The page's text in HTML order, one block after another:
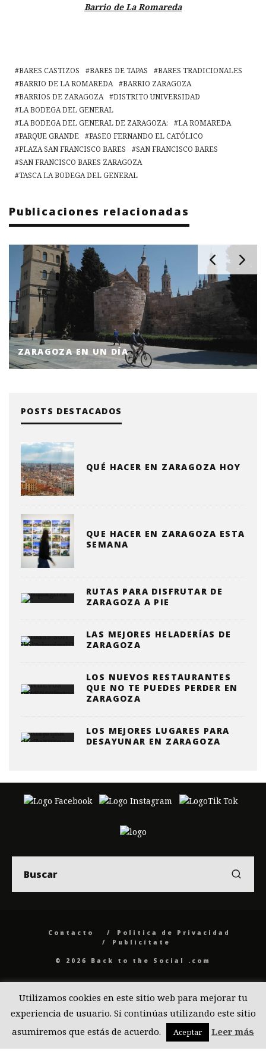
Barrio de La Romareda
BARES CASTIZOS BARES DE TAPAS
BARES TRADICIONALES
BARRIO DE LA ROMAREDA
BARRIO ZARAGOZA
BARRIOS DE ZARAGOZA
DISTRITO UNIVERSIDAD
LA BODEGA DEL GENERAL
LA BODEGA DEL GENERAL DE ZARAGOZA:
LA ROMAREDA
PARQUE GRANDE
PASEO FERNANDO EL CATÓLICO
PLAZA SAN FRANCISCO BARES
SAN FRANCISCO BARES
SAN FRANCISCO BARES ZARAGOZA
TASCA LA BODEGA DEL GENERAL
Publicaciones relacionadas
ZARAGOZA EN UN DÍA
POSTS DESTACADOS
QUÉ HACER EN ZARAGOZA HOY
QUE HACER EN ZARAGOZA ESTA
SEMANA
RUTAS PARA DISFRUTAR DE
ZARAGOZA A PIE
LAS MEJORES HELADERÍAS DE
ZARAGOZA
LOS NUEVOS RESTAURANTES
QUE NO TE PUEDES PERDER EN
ZARAGOZA
LOS MEJORES LUGARES PARA
DESAYUNAR EN ZARAGOZA
Contacto
Politica de Privacidad
Publicítate
© 2026 Back to the Social .com
Utilizamos cookies en este sitio web para mejorar tu
experiencia de usuario. Si continúas utilizando este sitio
asumiremos que estás de acuerdo.
Aceptar Leer más